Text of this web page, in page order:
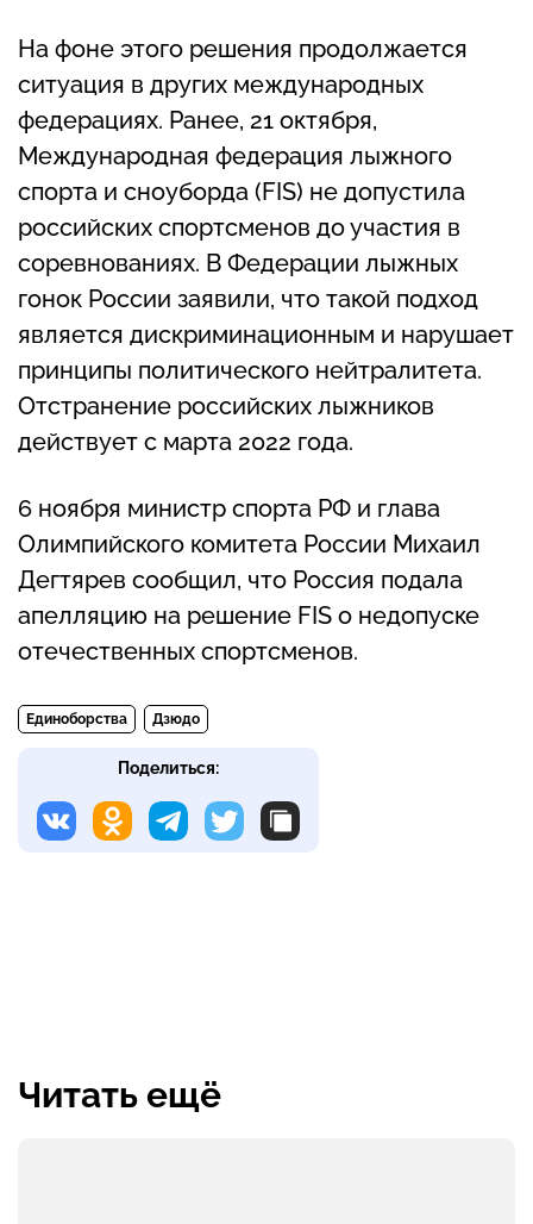
На фоне этого решения продолжается
ситуация в других международных
федерациях. Ранее, 21 октября,
Международная федерация лыжного
спорта и сноуборда (FIS) не допустила
российских спортсменов до участия в
соревнованиях. В Федерации лыжных
гонок России заявили, что такой подход
является дискриминационным и нарушает
принципы политического нейтралитета.
Отстранение российских лыжников
действует с марта 2022 года.
6 ноября министр спорта РФ и глава
Олимпийского комитета России Михаил
Дегтярев сообщил, что Россия подала
апелляцию на решение FIS о недопуске
отечественных спортсменов.
Единоборства Дзюдо
Поделиться:
Читать ещё